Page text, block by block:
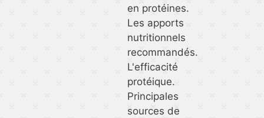
en protéines.
Les apports
nutritionnels
recommandés.
L'efficacité
protéique.
Principales
sources de